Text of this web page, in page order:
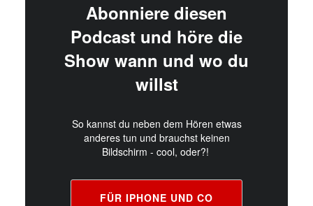
Abonniere diesen
Podcast und höre die
Show wann und wo du
willst
So kannst du neben dem Hören etwas
anderes tun und brauchst keinen
Bildschirm - cool, oder?!
FÜR IPHONE UND CO